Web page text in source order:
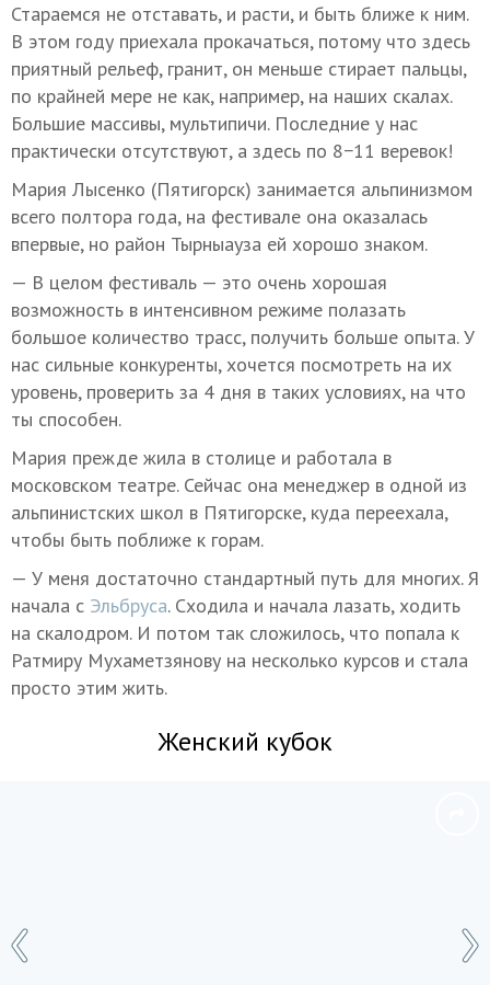
Стараемся не отставать, и расти, и быть ближе к ним.
В этом году приехала прокачаться, потому что здесь
приятный рельеф, гранит, он меньше стирает пальцы,
по крайней мере не как, например, на наших скалах.
Большие массивы, мультипичи. Последние у нас
практически отсутствуют, а здесь по 8−11 веревок!
Мария Лысенко (Пятигорск) занимается альпинизмом
всего полтора года, на фестивале она оказалась
впервые, но район Тырныауза ей хорошо знаком.
— В целом фестиваль — это очень хорошая
возможность в интенсивном режиме полазать
большое количество трасс, получить больше опыта. У
нас сильные конкуренты, хочется посмотреть на их
уровень, проверить за 4 дня в таких условиях, на что
ты способен.
Мария прежде жила в столице и работала в
московском театре. Сейчас она менеджер в одной из
альпинистских школ в Пятигорске, куда переехала,
чтобы быть поближе к горам.
— У меня достаточно стандартный путь для многих. Я
начала с Эльбруса. Сходила и начала лазать, ходить
на скалодром. И потом так сложилось, что попала к
Ратмиру Мухаметзянову на несколько курсов и стала
просто этим жить.
Женский кубок